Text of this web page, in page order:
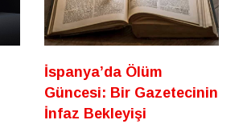
İspanya’da Ölüm
Güncesi: Bir Gazetecinin
İnfaz Bekleyişi